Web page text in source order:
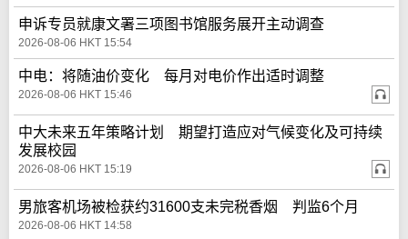
申诉专员就康文署三项图书馆服务展开主动调查
2026-08-06 HKT 15:54
中电：将随油价变化 每月对电价作出适时调整
2026-08-06 HKT 15:46
中大未来五年策略计划 期望打造应对气候变化及可持续
发展校园
2026-08-06 HKT 15:19
男旅客机场被检获约31600支未完税香烟 判监6个月
2026-08-06 HKT 14:58